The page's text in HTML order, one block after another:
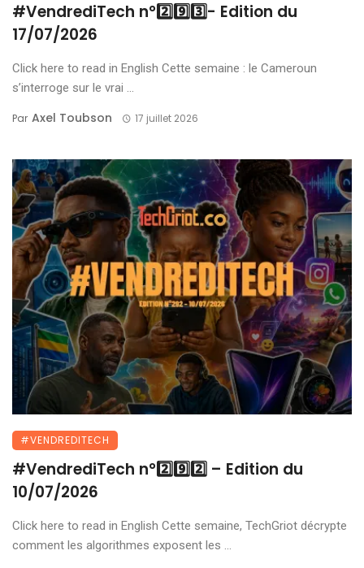
#VendrediTech n°2️⃣9️⃣3️⃣- Edition du
17/07/2026
Click here to read in English Cette semaine : le Cameroun
s’interroge sur le vrai ...
Par Axel Toubson 17 juillet 2026
#VENDREDITECH
#VendrediTech n°2️⃣9️⃣2️⃣ – Edition du
10/07/2026
Click here to read in English Cette semaine, TechGriot décrypte
comment les algorithmes exposent les ...